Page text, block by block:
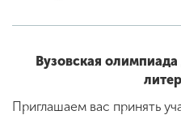
Вузовская
Приглашаем вас принять